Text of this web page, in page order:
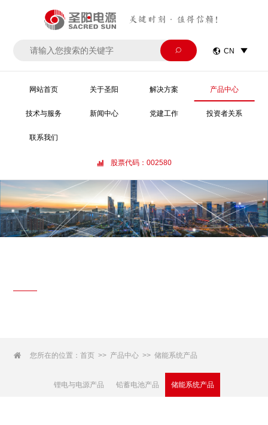
关键时刻·值得信赖！
  CN 
网站首页 关于圣阳 解决方案 产品中心
技术与服务 新闻中心 党建工作 投资者关系
联系我们
 股票代码：002580
 您所在的位置：首页 >> 产品中心 >> 储能系统产品
锂电与电源产品 铅蓄电池产品 储能系统产品